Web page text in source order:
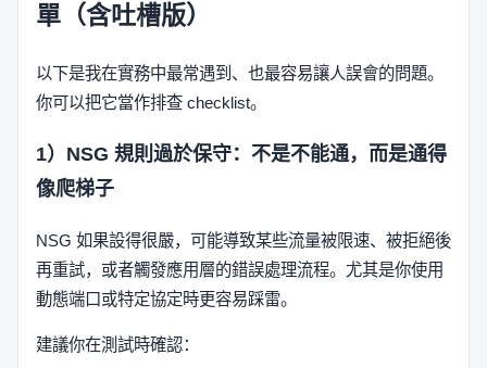
單（含吐槽版）
以下是我在實務中最常遇到、也最容易讓人誤會的問題。
你可以把它當作排查 checklist。
1）NSG 規則過於保守：不是不能通，而是通得
像爬梯子
NSG 如果設得很嚴，可能導致某些流量被限速、被拒絕後
再重試，或者觸發應用層的錯誤處理流程。尤其是你使用
動態端口或特定協定時更容易踩雷。
建議你在測試時確認：